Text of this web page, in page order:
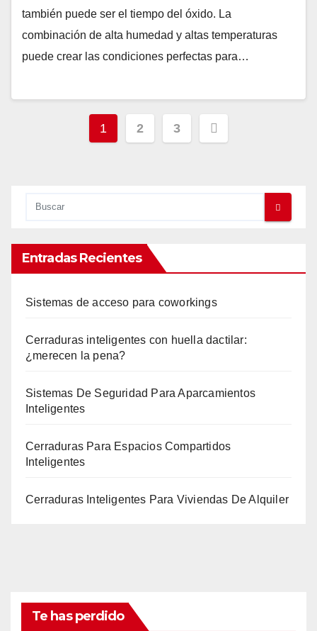
también puede ser el tiempo del óxido. La
combinación de alta humedad y altas temperaturas
puede crear las condiciones perfectas para…
Paginación
1 2 3
Entradas Recientes
Sistemas de acceso para coworkings
Cerraduras inteligentes con huella dactilar:
¿merecen la pena?
Sistemas De Seguridad Para Aparcamientos
Inteligentes
Cerraduras Para Espacios Compartidos
Inteligentes
Cerraduras Inteligentes Para Viviendas De Alquiler
Te has perdido